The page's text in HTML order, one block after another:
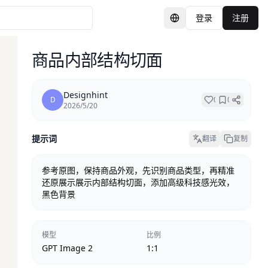
切换语言
登录 注册
商品内部结构切面
D Designhint
2026/5/20
0 0
提示词 翻译 复制
参考原图，保持商品外观，先识别商品类型，再精准
还原展示展示内部结构切面，添加高级科技感光效，
黑色背景
模型
GPT Image 2
比例
1:1